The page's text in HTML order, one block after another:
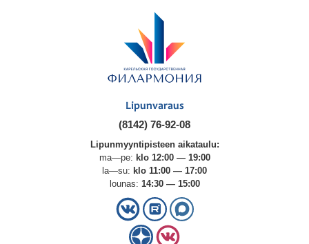
Lipunvaraus
(8142) 76-92-08
Lipunmyyntipisteen aikataulu:
ma—pe: klo 12:00 — 19:00
la—su: klo 11:00 — 17:00
lounas: 14:30 — 15:00